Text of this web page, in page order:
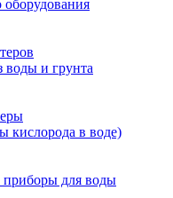
воды и грунта
кислорода в воде)
для воды